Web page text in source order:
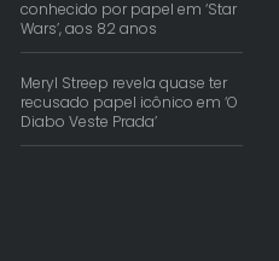
conhecido por papel em ‘Star
Wars’, aos 82 anos
Meryl Streep revela quase ter
recusado papel icônico em ‘O
Diabo Veste Prada’